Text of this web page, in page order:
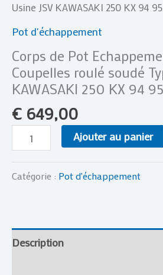
Usine JSV KAWASAKI 250 KX 94
Pot d'échappement
Corps de Pot
Coupelles roulé soudé
KAWASAKI 250 KX 94
€ 649,00
Ajouter au panier
Catégorie : Pot d'échappement
Description